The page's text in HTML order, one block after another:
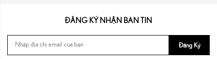
ĐĂNG KÝ NHẬN BẢN TIN
Đăng Ký